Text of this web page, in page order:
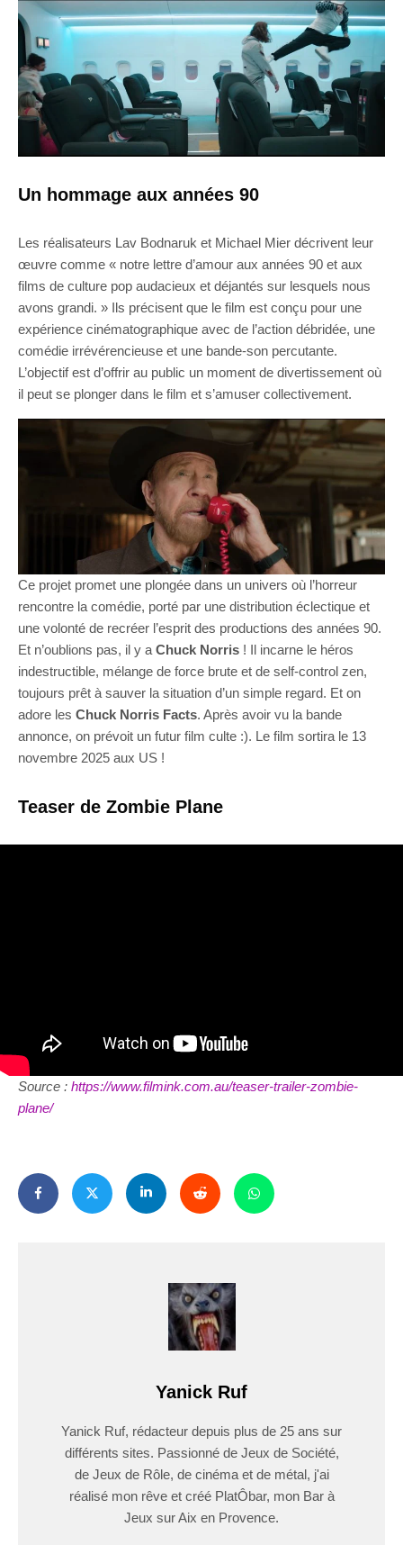
Un hommage aux années 90
Les réalisateurs Lav Bodnaruk et Michael Mier décrivent leur
œuvre comme « notre lettre d’amour aux années 90 et aux
films de culture pop audacieux et déjantés sur lesquels nous
avons grandi. » Ils précisent que le film est conçu pour une
expérience cinématographique avec de l’action débridée, une
comédie irrévérencieuse et une bande-son percutante.
L’objectif est d’offrir au public un moment de divertissement où
il peut se plonger dans le film et s’amuser collectivement.
Ce projet promet une plongée dans un univers où l’horreur
rencontre la comédie, porté par une distribution éclectique et
une volonté de recréer l’esprit des productions des années 90.
Et n’oublions pas, il y a Chuck Norris ! Il incarne le héros
indestructible, mélange de force brute et de self-control zen,
toujours prêt à sauver la situation d’un simple regard. Et on
adore les Chuck Norris Facts. Après avoir vu la bande
annonce, on prévoit un futur film culte :). Le film sortira le 13
novembre 2025 aux US !
Teaser de Zombie Plane
Source : https://www.filmink.com.au/teaser-trailer-zombie-
plane/
Yanick Ruf
Yanick Ruf, rédacteur depuis plus de 25 ans sur
différents sites. Passionné de Jeux de Société,
de Jeux de Rôle, de cinéma et de métal, j'ai
réalisé mon rêve et créé PlatÔbar, mon Bar à
Jeux sur Aix en Provence.